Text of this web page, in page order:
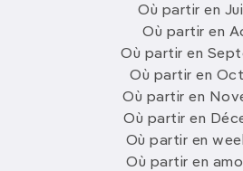
Où partir en
Où partir en
Où partir en
Où partir en
Où partir en
Où partir en
Où partir en
Où partir en